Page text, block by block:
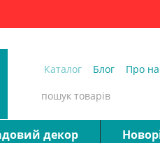
Каталог Блог
Про
декор